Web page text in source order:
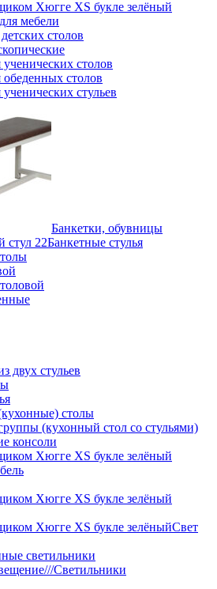
мебели
столов
столов
столов
стульев
Банкетки, обувницы
Банкетные стулья
двух стульев
столы
(кухонный стол со стульями)
консоли
Свет
светильники
Светильники